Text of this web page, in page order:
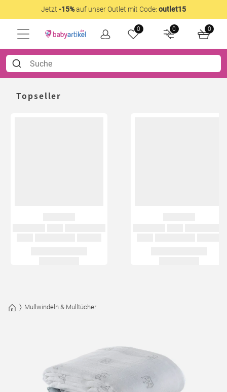
Jetzt -15%auf unser Outlet mit Code: outlet15
0 0 0
Topseller
Mullwindeln & Mulltücher